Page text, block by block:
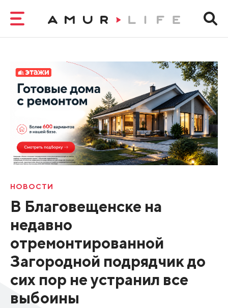
НОВОСТИ
В Благовещенске на
недавно
отремонтированной
Загородной подрядчик до
сих пор не устранил все
выбоины